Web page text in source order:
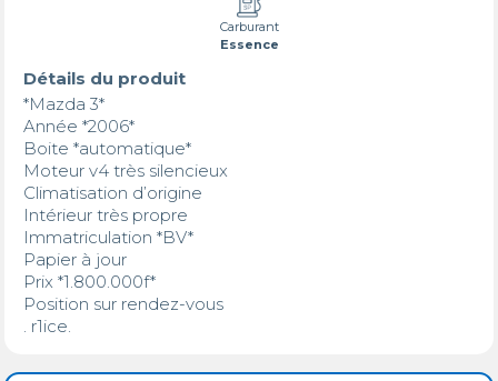
Carburant
Essence
Détails du produit
*Mazda 3*
Année *2006*
Boite *automatique*
Moteur v4 très silencieux
Climatisation d’origine
Intérieur très propre
Immatriculation *BV*
Papier à jour
Prix *1.800.000f*
Position sur rendez-vous
. r1ice.